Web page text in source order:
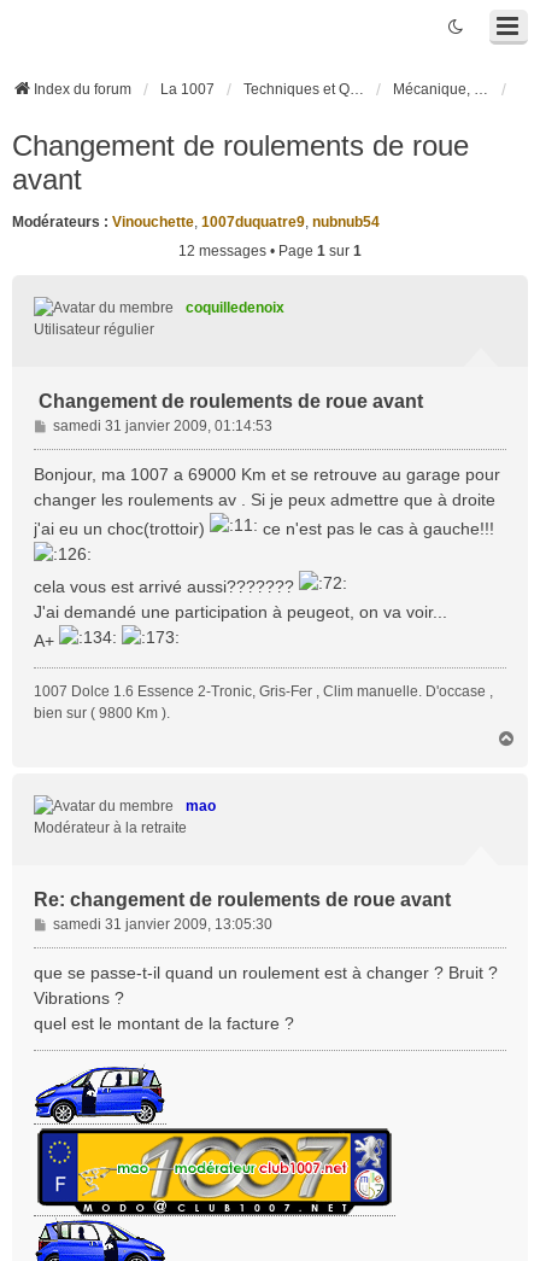
Index du forum La 1007 Techniques et Questions Mécanique, liaison au sol et pneumatiques
Changement de roulements de roue
avant
Modérateurs : Vinouchette, 1007duquatre9, nubnub54
12 messages • Page 1 sur 1
coquilledenoix
Utilisateur régulier
Changement de roulements de roue avant
M
e
s
g
e
samedi 31 janvier 2009, 01:14:53
Bonjour, ma 1007 a 69000 Km et se retrouve au garage pour
changer les roulements av . Si je peux admettre que à droite
j'ai eu un choc(trottoir)
ce n'est pas le cas à gauche!!!
cela vous est arrivé aussi???????
J'ai demandé une participation à peugeot, on va voir...
A+
1007 Dolce 1.6 Essence 2-Tronic, Gris-Fer , Clim manuelle. D'occase ,
bien sur ( 9800 Km ).
mao
Modérateur à la retraite
Re: changement de roulements de roue avant
M
e
s
s
g
e
samedi 31 janvier 2009, 13:05:30
que se passe-t-il quand un roulement est à changer ? Bruit ?
Vibrations ?
quel est le montant de la facture ?